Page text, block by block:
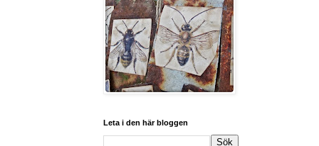
Leta i den här bloggen